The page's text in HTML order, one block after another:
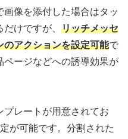
画像を添付した場合はタッ
けですが、 リッチメッセ
のアクションを設定可能で
ージなどへの誘導効果が
プレートが用意されてお
が可能です。分割された